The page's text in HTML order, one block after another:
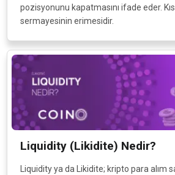
pozisyonunu kapatmasını ifade eder.
sermayesinin erimesidir.
Liquidity (Likidite) Nedir?
Liquidity ya da Likidite; kripto para alım